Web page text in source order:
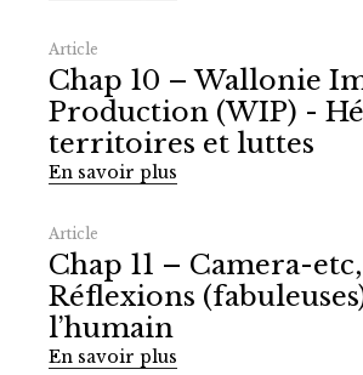
Article
Chap 10 – Wallonie
Production (WIP) -
territoires et luttes
En savoir plus
Article
Chap 11 – Camera-etc,
Réflexions
l’humain
En savoir plus